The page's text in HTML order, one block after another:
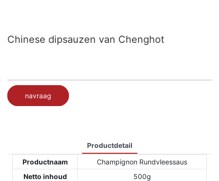
Chinese dipsauzen van Chenghot
navraag
Productdetail
Productnaam
Champignon Rundvleessaus
Netto inhoud
500g